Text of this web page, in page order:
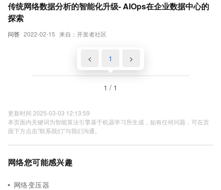
问答 2022-02-15 来自：开发者社区
传统网络数据分析的智能化升级- AIOps在企业数据中心的
探索
< 1 >
1 / 1
更新时间 2025-03-03 12:13:59
本页面内关键词为智能算法引擎基于机器学习所生成，如有任何问题，可在页
面下方点击"联系我们"与我们沟通。
网络您可能感兴趣
网络变压器